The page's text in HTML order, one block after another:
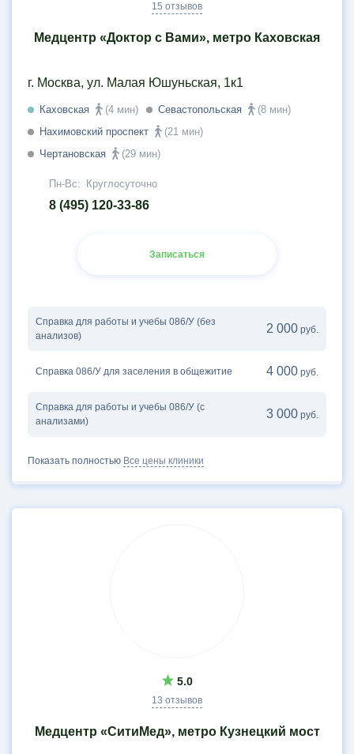
15 отзывов
Медцентр «Доктор с Вами», метро Каховская
г. Москва, ул. Малая Юшуньская, 1к1
Каховская (4 мин) Севастопольская
(8 мин)
Нахимовский проспект
(21 мин)
Чертановская
(29 мин)
Пн-Вс: Круглосуточно
8 (495) 120-33-86
Записаться
Справка для работы и учебы 086/У (без
анализов)
2 000 руб.
Справка 086/У для заселения в общежитие 4 000 руб.
Справка для работы и учебы 086/У (с
анализами)
3 000 руб.
Показать полностью Все цены клиники
5.0
13 отзывов
Медцентр «СитиМед», метро Кузнецкий мост